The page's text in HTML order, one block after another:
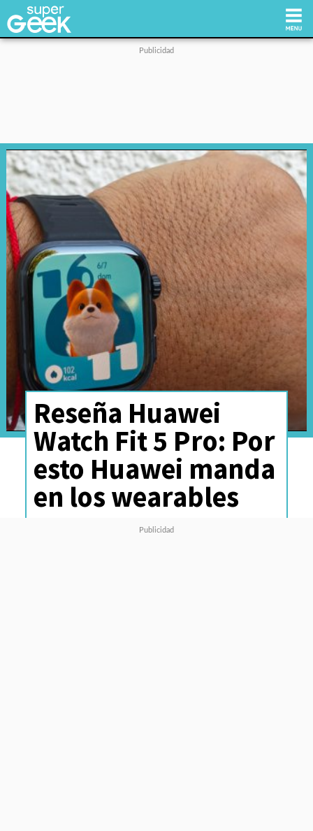
Tecnología
Videojuegos
Reviews
Cultura Pop
Streaming
Síguenos:
Reseña Huawei
Watch Fit 5 Pro: Por
esto Huawei manda
en los wearables